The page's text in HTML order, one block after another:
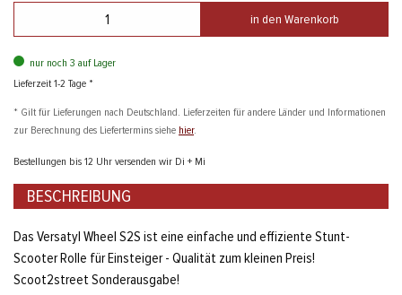
in den Warenkorb
nur noch 3 auf Lager
Lieferzeit 1-2 Tage *
* Gilt für Lieferungen nach Deutschland. Lieferzeiten für andere Länder und Informationen
zur Berechnung des Liefertermins siehe hier.
Bestellungen bis 12 Uhr versenden wir Di + Mi
BESCHREIBUNG
Das Versatyl Wheel S2S ist eine einfache und effiziente Stunt-
Scooter Rolle für Einsteiger - Qualität zum kleinen Preis!
Scoot2street Sonderausgabe!